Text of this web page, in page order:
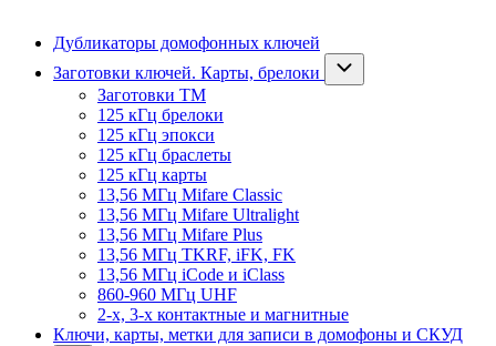
Дубликаторы домофонных ключей
Заготовки ключей. Карты, брелоки
Заготовки ТМ
125 кГц брелоки
125 кГц эпокси
125 кГц браслеты
125 кГц карты
13,56 МГц Mifare Classic
13,56 МГц Mifare Ultralight
13,56 МГц Mifare Plus
13,56 МГц TKRF, iFK, FK
13,56 МГц iCode и iClass
860-960 МГц UHF
2-х, 3-х контактные и магнитные
Ключи, карты, метки для записи в домофоны и СКУД